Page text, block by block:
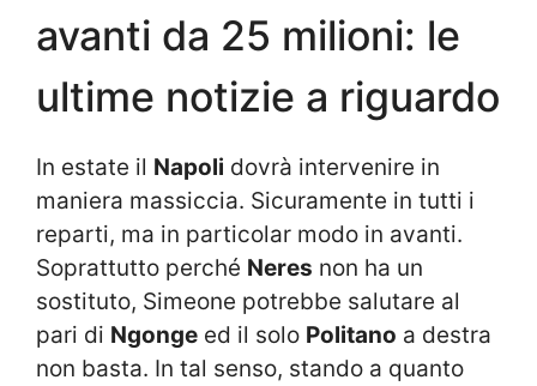
avanti da 25 milioni: le
ultime notizie a riguardo
In estate il Napoli dovrà intervenire in
maniera massiccia. Sicuramente in tutti i
reparti, ma in particolar modo in avanti.
Soprattutto perché Neres non ha un
sostituto, Simeone potrebbe salutare al
pari di Ngonge ed il solo Politano a destra
non basta. In tal senso, stando a quanto